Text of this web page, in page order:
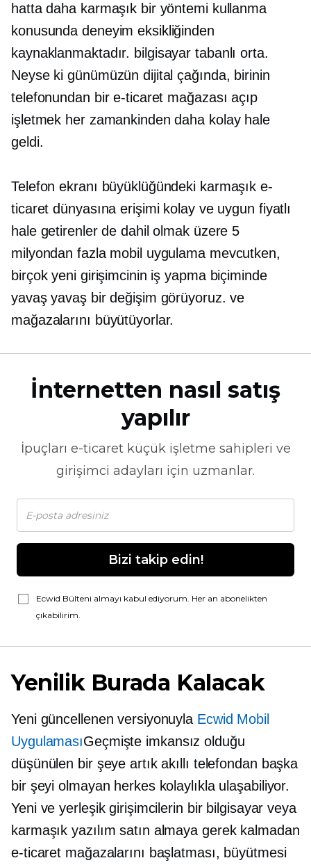
hatta daha karmaşık bir yöntemi kullanma
konusunda deneyim eksikliğinden
kaynaklanmaktadır. bilgisayar tabanlı orta.
Neyse ki günümüzün dijital çağında, birinin
telefonundan bir e-ticaret mağazası açıp
işletmek her zamankinden daha kolay hale
geldi.
Telefon ekranı büyüklüğündeki karmaşık e-
ticaret dünyasına erişimi kolay ve uygun fiyatlı
hale getirenler de dahil olmak üzere 5
milyondan fazla mobil uygulama mevcutken,
birçok yeni girişimcinin iş yapma biçiminde
yavaş yavaş bir değişim görüyoruz. ve
mağazalarını büyütüyorlar.
İnternetten nasıl satış
yapılır
İpuçları e-ticaretküçük işletme sahipleri ve
girişimci adayları için uzmanlar.
Bizi takip edin!
Ecwid Bülteni almayı kabul ediyorum. Her an abonelikten
çıkabilirim.
Yenilik Burada Kalacak
Yeni güncellenen versiyonuyla Ecwid Mobil
UygulamasıGeçmişte imkansız olduğu
düşünülen bir şeye artık akıllı telefondan başka
bir şeyi olmayan herkes kolaylıkla ulaşabiliyor.
Yeni ve yerleşik girişimcilerin bir bilgisayar veya
karmaşık yazılım satın almaya gerek kalmadan
e-ticaret mağazalarını başlatması, büyütmesi